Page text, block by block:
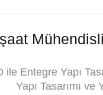
ile Entegre Yapı
Yapı Tasarımı